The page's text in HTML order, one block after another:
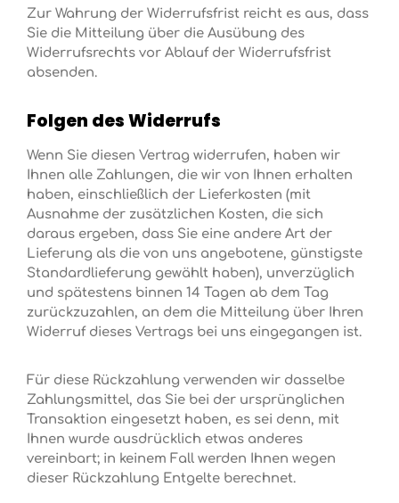
Zur Wahrung der Widerrufsfrist reicht es aus, dass
Sie die Mitteilung über die Ausübung des
Widerrufsrechts vor Ablauf der Widerrufsfrist
absenden.
Folgen des Widerrufs
Wenn Sie diesen Vertrag widerrufen, haben wir
Ihnen alle Zahlungen, die wir von Ihnen erhalten
haben, einschließlich der Lieferkosten (mit
Ausnahme der zusätzlichen Kosten, die sich
daraus ergeben, dass Sie eine andere Art der
Lieferung als die von uns angebotene, günstigste
Standardlieferung gewählt haben), unverzüglich
und spätestens binnen 14 Tagen ab dem Tag
zurückzuzahlen, an dem die Mitteilung über Ihren
Widerruf dieses Vertrags bei uns eingegangen ist.
Für diese Rückzahlung verwenden wir dasselbe
Zahlungsmittel, das Sie bei der ursprünglichen
Transaktion eingesetzt haben, es sei denn, mit
Ihnen wurde ausdrücklich etwas anderes
vereinbart; in keinem Fall werden Ihnen wegen
dieser Rückzahlung Entgelte berechnet.